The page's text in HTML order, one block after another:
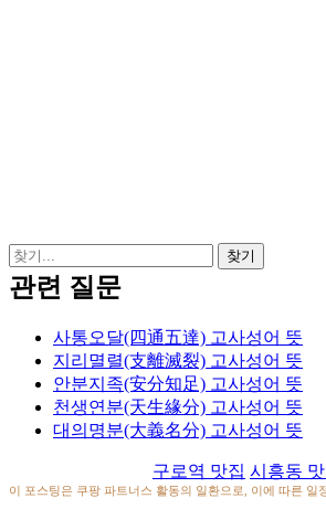
관련 질문
사통오달(四通五達) 고사성어 뜻
지리멸렬(支離滅裂) 고사성어 뜻
안분지족(安分知足) 고사성어 뜻
천생연분(天生緣分) 고사성어 뜻
대의명분(大義名分) 고사성어 뜻
구로역 맛집 시흥동
이 포스팅은 쿠팡 파트너스 활동의 일환으로, 이에 따른 일